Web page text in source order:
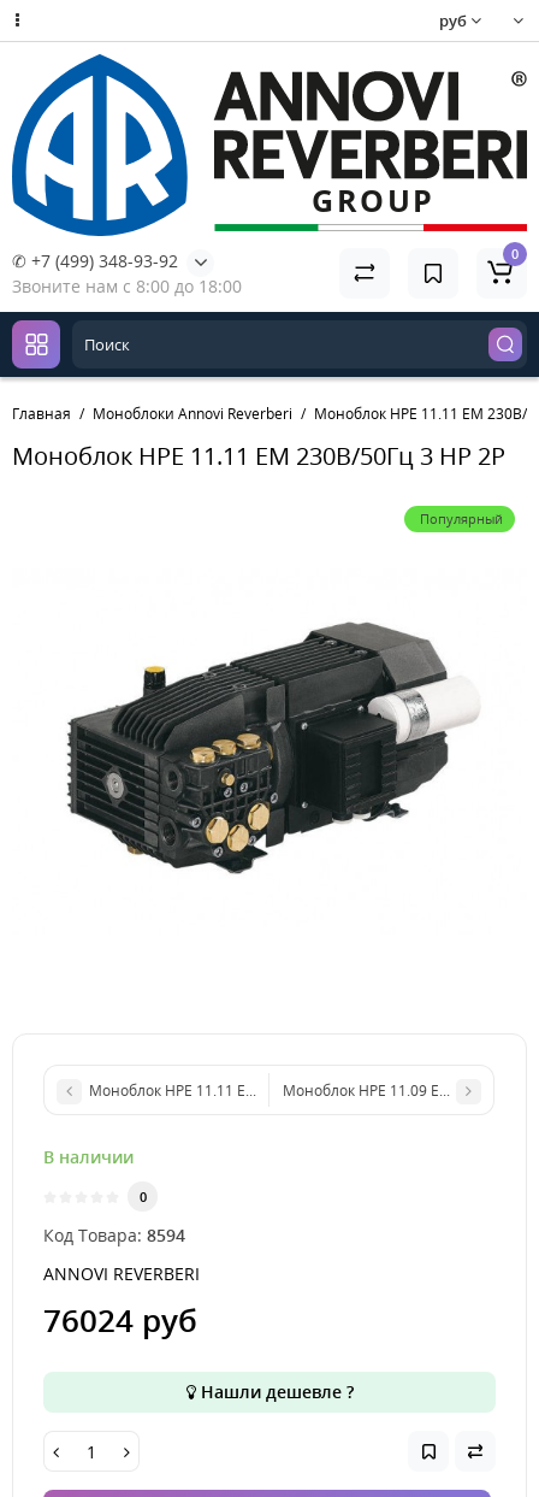
руб
✆ +7 (499) 348-93-92
Звоните нам с 8:00 до 18:00
0
Главная Моноблоки Annovi Reverberi Моноблок HPE 11.11 EM 230В/
Моноблок HPE 11.11 EM 230В/50Гц 3 HP 2P
Популярный
Моноблок HPE 11.11 ET 230-400В/50Гц 3 HP 4P
Моноблок HPE 11.09 ET 230-400В/
В наличии
0
Код Товара: 8594
ANNOVI REVERBERI
76024 руб
Нашли дешевле ?